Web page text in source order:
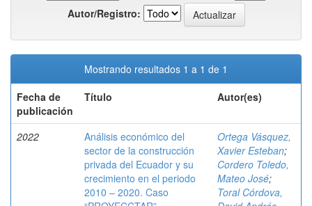
Autor/Registro:
Mostrando resultados 1 a 1 de 1
Fecha de
publicación
Título Autor(es)
2022
Análisis económico del
sector de la construcción
privada del Ecuador y su
crecimiento en el periodo
2010 – 2020. Caso
Ortega Vásquez,
Xavier Esteban;
Cordero Toledo,
Mateo José;
Toral Córdova,